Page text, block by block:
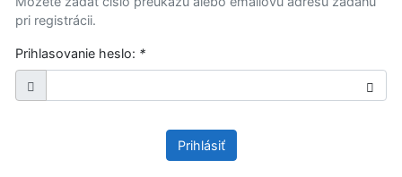
pri registrácii.
Prihlasovanie heslo: *
Prihlásiť